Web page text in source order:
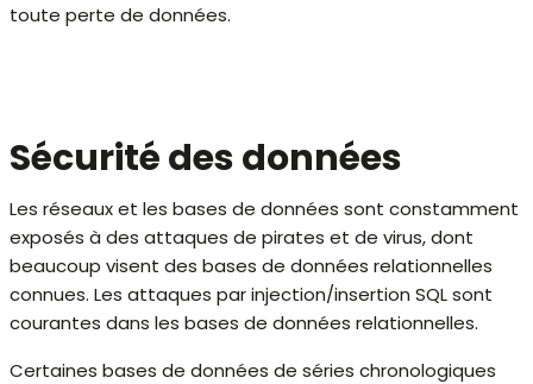
toute perte de données.
Sécurité des données
Les réseaux et les bases de données sont constamment
exposés à des attaques de pirates et de virus, dont
beaucoup visent des bases de données relationnelles
connues. Les attaques par injection/insertion SQL sont
courantes dans les bases de données relationnelles.
Certaines bases de données de séries chronologiques